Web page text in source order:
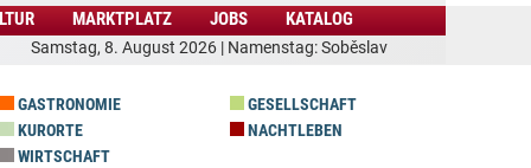
Samstag, 8. August 2026 | Namenstag: Soběslav
MARKTPLATZ JOBS KATALOG
GASTRONOMIE
GESELLSCHAFT
KURORTE
NACHTLEBEN
WIRTSCHAFT